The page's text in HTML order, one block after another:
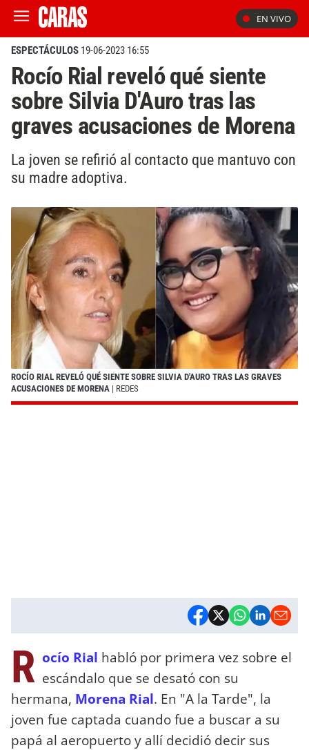
EN VIVO
ESPECTÁCULOS 19-06-2023 16:55
Rocío Rial reveló qué siente
sobre Silvia D'Auro tras las
graves acusaciones de Morena
La joven se refirió al contacto que mantuvo con
su madre adoptiva.
ROCÍO RIAL REVELÓ QUÉ SIENTE SOBRE SILVIA D'AURO TRAS LAS GRAVES
ACUSACIONES DE MORENA | REDES
R ocío Rial habló por primera vez sobre el
escándalo que se desató con su
hermana, Morena Rial. En "A la Tarde", la
joven fue captada cuando fue a buscar a su
papá al aeropuerto y allí decidió decir sus